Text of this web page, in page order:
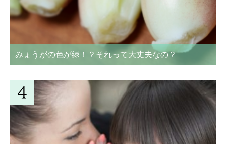
みょうがの色が緑！？それって大丈夫なの？